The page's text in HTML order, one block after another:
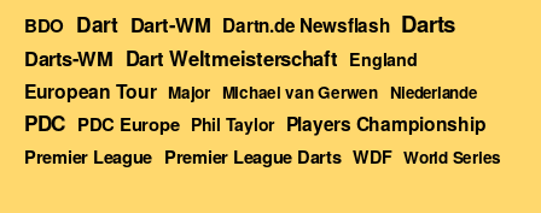
BDO Dart Dart-WM Dartn.de Newsflash Darts
Darts-WM Dart Weltmeisterschaft England
European Tour Major Michael van Gerwen Niederlande
PDC PDC Europe Phil Taylor Players Championship
Premier League Premier League Darts WDF World Series